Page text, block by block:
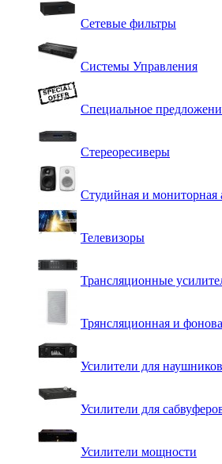
Сетевые фильтры
Системы Управления
Специальное
Стереоресиверы
Студийная и мониторная
Телевизоры
Трансляционные
Трянсляционная и
Усилители для наушников
Усилители для
Усилители мощности